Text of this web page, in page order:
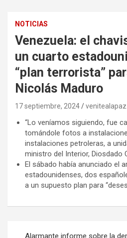
NOTICIAS
Venezuela: el
un cuarto
“plan terrorista”
Nicolás Maduro
17 septiembre, 2024
“Lo veníamos siguiendo, fue
tomándole fotos a
instalaciones petroleras, a
ministro del Interior, Diosdado
El sábado había anunciado el
estadounidenses, dos
a un supuesto plan para
Alarmante informe sobre la